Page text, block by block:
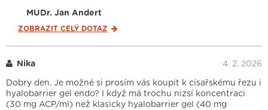
MUDr. Jan Andert
ZOBRAZIT CELÝ DOTAZ
Nika 4. 2. 2026
Dobry den. Je možné si prosím vás koupit k císařskému řezu i
hyalobarrier gel endo? I když má trochu nizsí koncentraci
(30 mg ACP/ml) než klasicky hyalobarrier gel (40 mg